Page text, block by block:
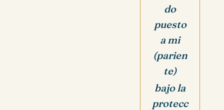
do
puesto
a mi
(parien
te)
bajo la
protecc